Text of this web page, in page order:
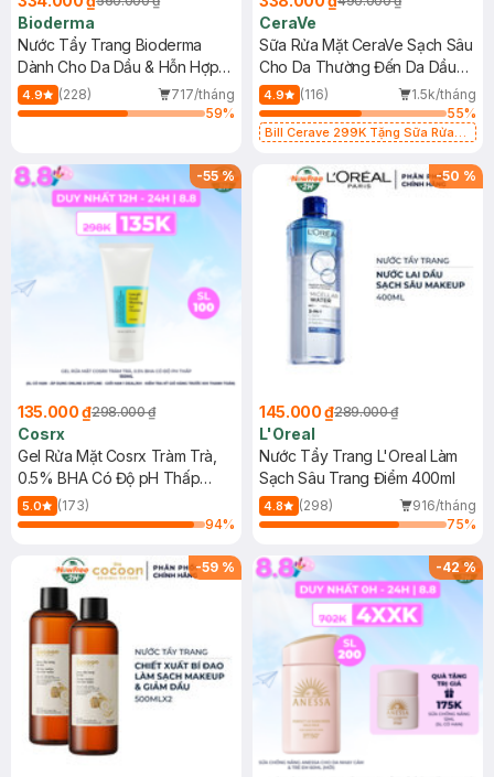
Bioderma
Nước Tẩy Trang Bioderma
Dành Cho Da Dầu & Hỗn Hợp
500ml
4.9 (228)
717/tháng
59%
CeraVe
Sữa Rửa Mặt CeraVe Sạch Sâu
Cho Da Thường Đến Da Dầu
473ml
4.9 (116)
1.5k/tháng
55%
Bill Cerave 299K Tặng Sữa Rửa
-55%
135.000 ₫298.000 ₫
Cosrx
Gel Rửa Mặt Cosrx Tràm Trà,
0.5% BHA Có Độ pH Thấp
150ml
5.0
(173)
94%
-50 %
145.000 ₫289.000 ₫
L'Oreal
Nước Tẩy Trang L'Oreal Làm
Sạch Sâu Trang Điểm 400ml
4.8 (298)
916/tháng
75%
-59 % -42%